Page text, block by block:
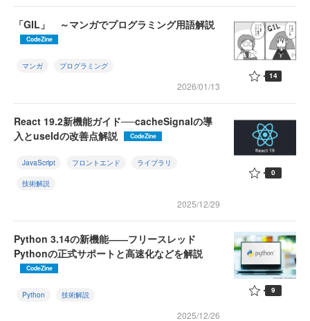
「GIL」 ～マンガでプログラミング用語解説
CodeZine
マンガ プログラミング
2026/01/13
14
React 19.2新機能ガイド──cacheSignalの導
入とuseIdの改善点解説
CodeZine
JavaScript フロントエンド ライブラリ
技術解説
2025/12/29
0
Python 3.14の新機能――フリースレッド
Pythonの正式サポートと高速化などを解説
CodeZine
Python 技術解説
2025/12/26
9